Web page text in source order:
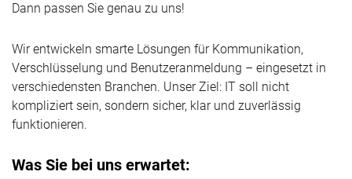
Dann passen Sie genau zu uns!
Wir entwickeln smarte Lösungen für Kommunikation,
Verschlüsselung und Benutzeranmeldung – eingesetzt in
verschiedensten Branchen. Unser Ziel: IT soll nicht
kompliziert sein, sondern sicher, klar und zuverlässig
funktionieren.
Was Sie bei uns erwartet: